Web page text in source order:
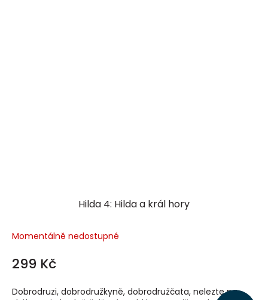
Hilda 4: Hilda a král hory
Momentálně nedostupné
299 Kč
Dobrodruzi, dobrodružkyně, dobrodružčata, nelezte na